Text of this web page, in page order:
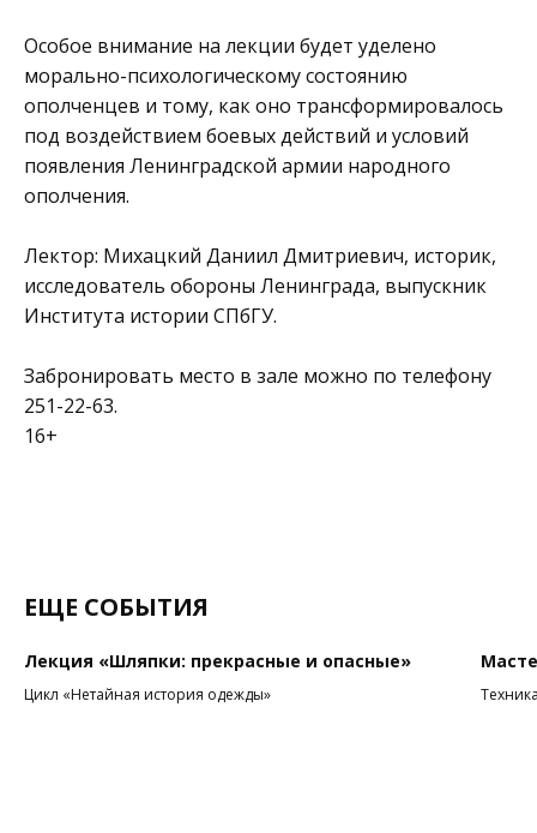
Особое внимание на лекции будет уделено
морально-психологическому состоянию
ополченцев и тому, как оно трансформировалось
под воздействием боевых действий и условий
появления Ленинградской армии народного
ополчения.
Лектор: Михацкий Даниил Дмитриевич, историк,
исследователь обороны Ленинграда, выпускник
Института истории СПбГУ.
Забронировать место в зале можно по телефону
251-22-63.
16+
ЕЩЕ СОБЫТИЯ
Лекция «Шляпки: прекрасные и опасные»
Цикл «Нетайная история одежды»